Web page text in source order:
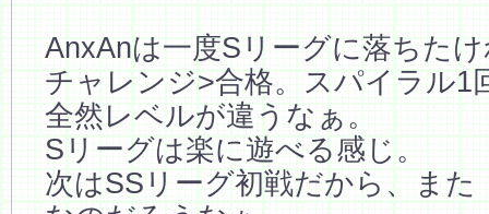
AnxAnは一度Sリーグに落ちた
チャレンジ>合格。スパイラル1
全然レベルが違うなぁ。
Sリーグは楽に遊べる感じ。
次はSSリーグ初戦だから、また